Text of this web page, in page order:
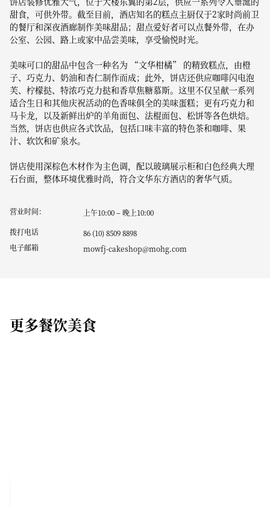
甜食，可供外带。截至目前，酒店知名的糕点主厨仅于2家时尚前卫
的餐厅和深夜酒廊制作美味甜品；甜点爱好者可以点餐外带，在办
公室、公园、路上或家中品尝美味，享受愉悦时光。
美味可口的甜品中包含一种名为 “文华柑橘” 的精致糕点，由橙
子、巧克力、奶油和杏仁制作而成；此外，饼店还供应咖啡闪电泡
芙、柠檬挞、特浓巧克力挞和香草焦糖慕斯。这里不仅呈献一系列
适合生日和其他庆祝活动的色香味俱全的美味蛋糕；更有巧克力和
马卡龙，以及新鲜出炉的羊角面包、法棍面包、松饼等各色烘焙。
当然，饼店也供应各式饮品，包括口味丰富的特色茶和咖啡、果
汁、软饮和矿泉水。
饼店使用深棕色木材作为主色调，配以玻璃展示柜和白色经典大理
石台面，整体环境优雅时尚，符合文华东方酒店的奢华气质。
营业时间：
上午10:00 – 晚上10:00
拨打电话
86 (10) 8509 8898
电子邮箱
mowfj-cakeshop@mohg.com
更多餐饮美食